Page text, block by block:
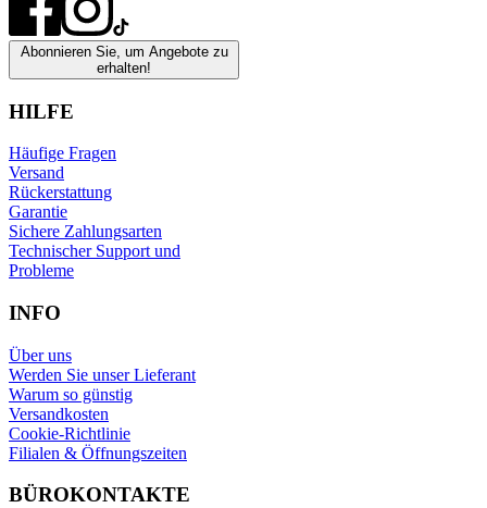
Abonnieren Sie, um Angebote zu
erhalten!
HILFE
Häufige Fragen
Versand
Rückerstattung
Garantie
Sichere Zahlungsarten
Technischer Support und
Probleme
INFO
Über uns
Werden Sie unser Lieferant
Warum so günstig
Versandkosten
Cookie-Richtlinie
Filialen & Öffnungszeiten
BÜROKONTAKTE